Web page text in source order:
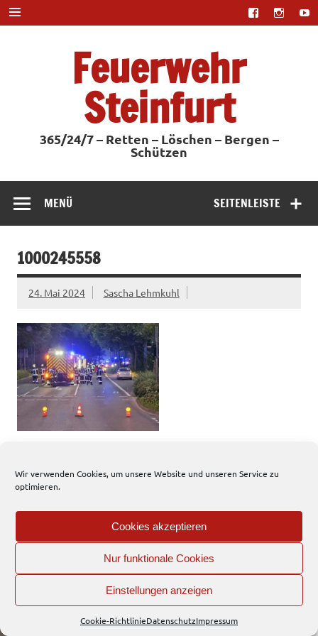
Wir verwenden Cookies, um unsere Website und unseren Service zu
optimieren.
Cookies akzeptieren
Nur funktionale Cookies
Einstellungen anzeigen
Cookie-RichtlinieDatenschutzImpressum
Zum
Inhalt
springen
Feuerwehr
Steinfurt
365/24/7 – Retten – Löschen – Bergen –
Schützen
SEITENLEISTE
MENÜ
1000245558
24. Mai 2024 Sascha Lehmkuhl
Interner Bereich
WordPress-Theme: Dynamic News von ThemeZee.